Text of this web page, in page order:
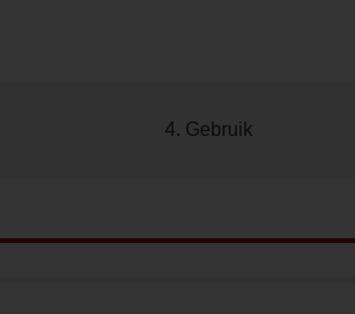
4. Gebruik